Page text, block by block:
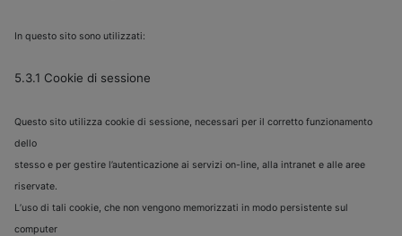
In questo sito sono utilizzati:
5.3.1 Cookie di sessione
Questo sito utilizza cookie di sessione, necessari per il corretto funzionamento
dello
stesso e per gestire l’autenticazione ai servizi on-line, alla intranet e alle aree
riservate.
L’uso di tali cookie, che non vengono memorizzati in modo persistente sul
computer